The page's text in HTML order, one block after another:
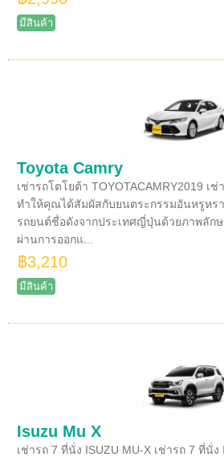
มีสินค้า
Toyota Camry
เช่ารถโตโยต้า TOYOTACAMRY2019 เ
ทำให้คุณได้สัมผัสกับยนตระกรรมอันหรูหรา
รถยนต์ชื่อดังจากประเทศญี่ปุ่นด้วยภาพลัก
ผ่านการออกแ...
฿3,210
มีสินค้า
Isuzu Mu X
เช่ารถ 7 ที่นั่ง ISUZU MU-X เช่ารถ 7 ที่นั่